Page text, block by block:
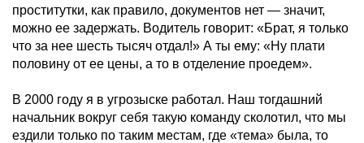
проститутки, как правило, документов нет — значит,
можно ее задержать. Водитель говорит: «Брат, я только
что за нее шесть тысяч отдал!» А ты ему: «Ну плати
половину от ее цены, а то в отделение проедем».
В 2000 году я в угрозыске работал. Наш тогдашний
начальник вокруг себя такую команду сколотил, что мы
ездили только по таким местам, где «тема» была, то